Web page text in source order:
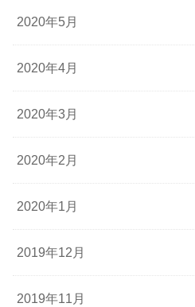
2020年5月
2020年4月
2020年3月
2020年2月
2020年1月
2019年12月
2019年11月